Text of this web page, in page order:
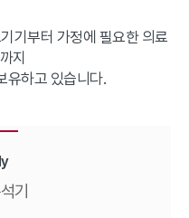
기부터 가정에 필요한 의료
지
유하고 있습니다.
기